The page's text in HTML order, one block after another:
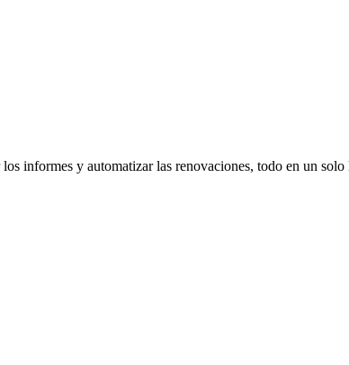
informes y automatizar las renovaciones, todo en un solo